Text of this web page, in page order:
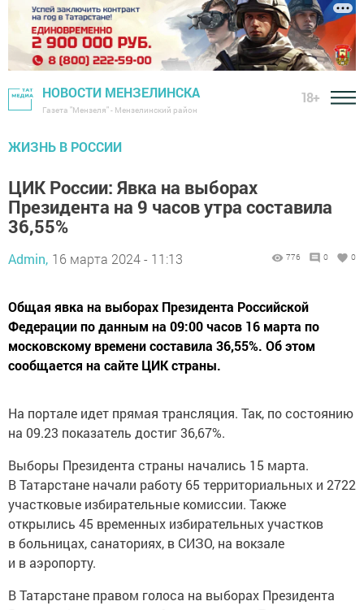
НОВОСТИ МЕНЗЕЛИНСКА
Газета "Мензеля" - Мензелинский район
18+
ЖИЗНЬ В РОССИИ
ЦИК России: Явка на выборах
Президента на 9 часов утра составила
36,55%
Admin, 16 марта 2024 - 11:13 776 0 0
Общая явка на выборах Президента Российской
Федерации по данным на 09:00 часов 16 марта по
московскому времени составила 36,55%. Об этом
сообщается на сайте ЦИК страны.
На портале идет прямая трансляция. Так, по состоянию
на 09.23 показатель достиг 36,67%.
Выборы Президента страны начались 15 марта.
В Татарстане начали работу 65 территориальных и 2722
участковые избирательные комиссии. Также
открылись 45 временных избирательных участков
в больницах, санаториях, в СИЗО, на вокзале
и в аэропорту.
В Татарстане правом голоса на выборах Президента